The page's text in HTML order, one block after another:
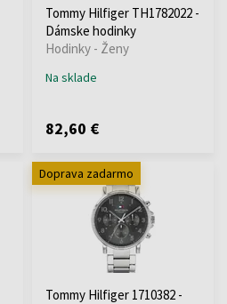
Tommy Hilfiger TH1782022 -
Dámske hodinky
Hodinky - Ženy
Na sklade
82,60 €
Doprava zadarmo
Tommy Hilfiger 1710382 -